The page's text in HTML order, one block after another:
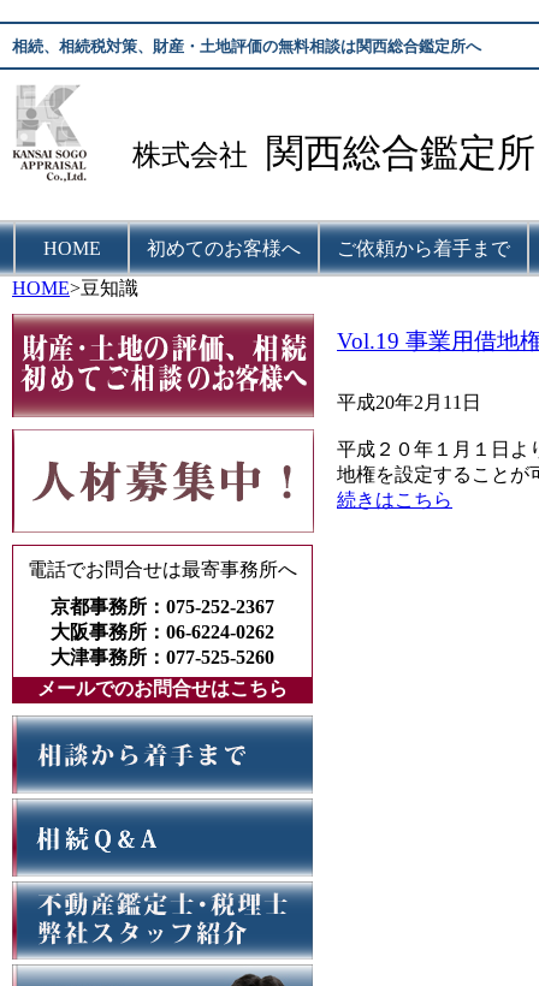
相続、相続税対策、財産・土地評価の無料相談は関西総合鑑定所へ
株式会社 関西総合鑑定所
HOME 初めてのお客様へ
ご依頼から着手まで
HOME>豆知識
電話でお問合せは最寄事務所へ
京都事務所：075-252-2367
大阪事務所：06-6224-0262
大津事務所：077-525-5260
メールでのお問合せはこちら
Vol.19 事業用借地
平成20年2月11日
平成２０年１月１日よ
地権を設定することが
続きはこちら